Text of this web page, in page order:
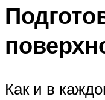
Как и в